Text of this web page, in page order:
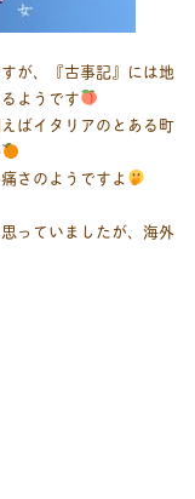
が、『古事記』には地
ようです
ばイタリアのとある町
さのようですよ
っていましたが、海外